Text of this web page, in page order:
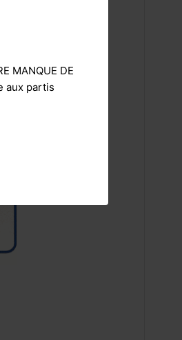
MANQUE DE
aux partis